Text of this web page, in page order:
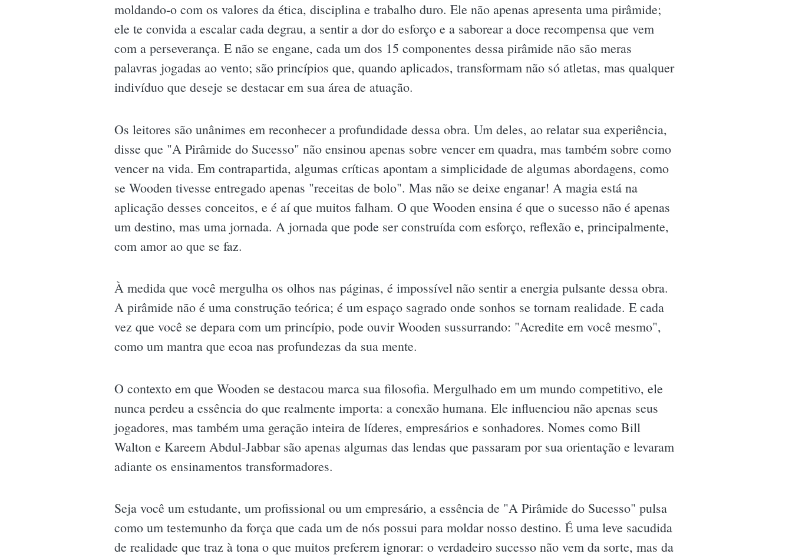
moldando-o com os valores da ética, disciplina e trabalho duro. Ele não apenas apresenta uma pirâmide;
ele te convida a escalar cada degrau, a sentir a dor do esforço e a saborear a doce recompensa que vem
com a perseverança. E não se engane, cada um dos 15 componentes dessa pirâmide não são meras
palavras jogadas ao vento; são princípios que, quando aplicados, transformam não só atletas, mas qualquer
indivíduo que deseje se destacar em sua área de atuação.
Os leitores são unânimes em reconhecer a profundidade dessa obra. Um deles, ao relatar sua experiência,
disse que "A Pirâmide do Sucesso" não ensinou apenas sobre vencer em quadra, mas também sobre como
vencer na vida. Em contrapartida, algumas críticas apontam a simplicidade de algumas abordagens, como
se Wooden tivesse entregado apenas "receitas de bolo". Mas não se deixe enganar! A magia está na
aplicação desses conceitos, e é aí que muitos falham. O que Wooden ensina é que o sucesso não é apenas
um destino, mas uma jornada. A jornada que pode ser construída com esforço, reflexão e, principalmente,
com amor ao que se faz.
À medida que você mergulha os olhos nas páginas, é impossível não sentir a energia pulsante dessa obra.
A pirâmide não é uma construção teórica; é um espaço sagrado onde sonhos se tornam realidade. E cada
vez que você se depara com um princípio, pode ouvir Wooden sussurrando: "Acredite em você mesmo",
como um mantra que ecoa nas profundezas da sua mente.
O contexto em que Wooden se destacou marca sua filosofia. Mergulhado em um mundo competitivo, ele
nunca perdeu a essência do que realmente importa: a conexão humana. Ele influenciou não apenas seus
jogadores, mas também uma geração inteira de líderes, empresários e sonhadores. Nomes como Bill
Walton e Kareem Abdul-Jabbar são apenas algumas das lendas que passaram por sua orientação e levaram
adiante os ensinamentos transformadores.
Seja você um estudante, um profissional ou um empresário, a essência de "A Pirâmide do Sucesso" pulsa
como um testemunho da força que cada um de nós possui para moldar nosso destino. É uma leve sacudida
de realidade que traz à tona o que muitos preferem ignorar: o verdadeiro sucesso não vem da sorte, mas da